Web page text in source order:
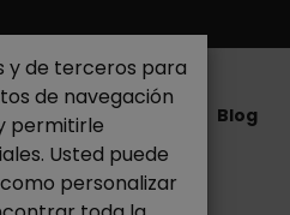
Outlet Marcas Blog
60505
y de terceros para
de navegación
permitirle
Usted puede
personalizar